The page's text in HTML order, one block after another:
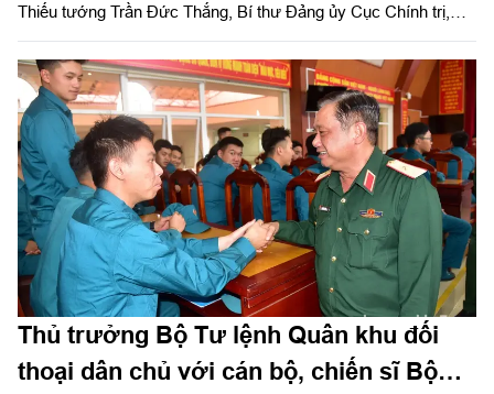
Thiếu tướng Trần Đức Thắng, Bí thư Đảng ủy Cục Chính trị,
cán bộ.
Thủ trưởng Bộ Tư lệnh Quân khu đối
thoại dân chủ với cán bộ, chiến sĩ Bộ